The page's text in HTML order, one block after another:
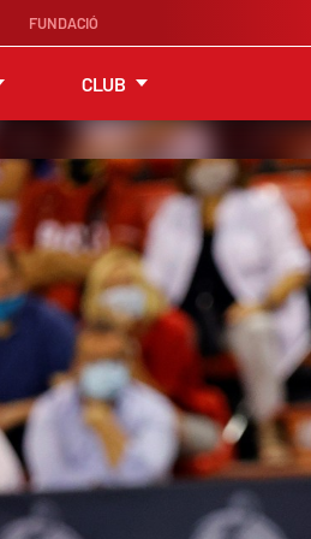
FUNDACIÓ
CLUB